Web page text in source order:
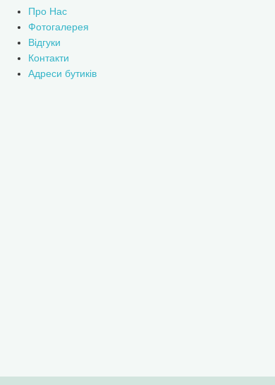
Про Нас
Фотогалерея
Відгуки
Контакти
Адреси бутиків